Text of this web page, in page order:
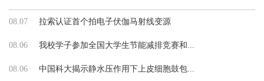
08.07 拉索认证首个拍电子伏伽马射线变源
08.06 我校学子参加全国大学生节能减排竞赛和...
08.06 中国科大揭示静水压作用下上皮细胞鼓包...